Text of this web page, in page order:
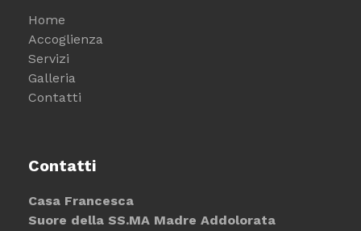
Home
Accoglienza
Servizi
Galleria
Contatti
Contatti
Casa Francesca
Suore della SS.MA Madre Addolorata